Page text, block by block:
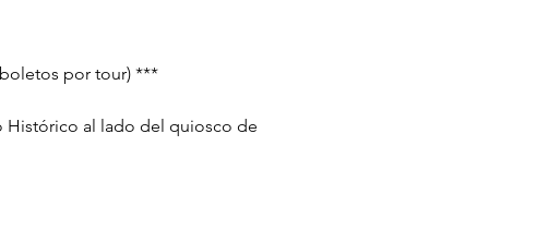
por tour) ***
Histórico al lado del quiosco de